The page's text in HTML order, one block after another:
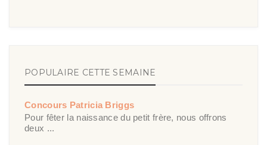
POPULAIRE CETTE SEMAINE
Concours Patricia Briggs
Pour fêter la naissance du petit frère, nous offrons
deux ...